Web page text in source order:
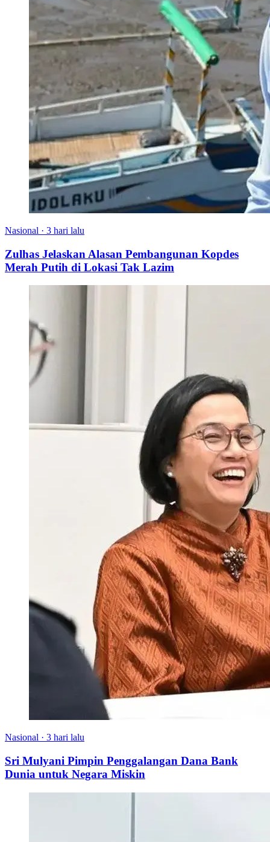
Nasional · 3 hari lalu
Zulhas Jelaskan Alasan Pembangunan Kopdes
Merah Putih di Lokasi Tak Lazim
Nasional · 3 hari lalu
Sri Mulyani Pimpin Penggalangan Dana Bank
Dunia untuk Negara Miskin